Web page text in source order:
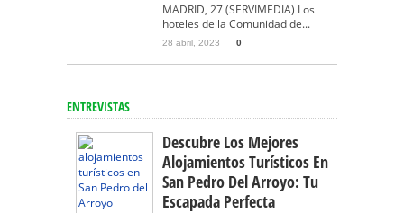
MADRID, 27 (SERVIMEDIA) Los
hoteles de la Comunidad de...
28 abril, 2023 0
ENTREVISTAS
Descubre Los Mejores
Alojamientos Turísticos En
San Pedro Del Arroyo: Tu
Escapada Perfecta